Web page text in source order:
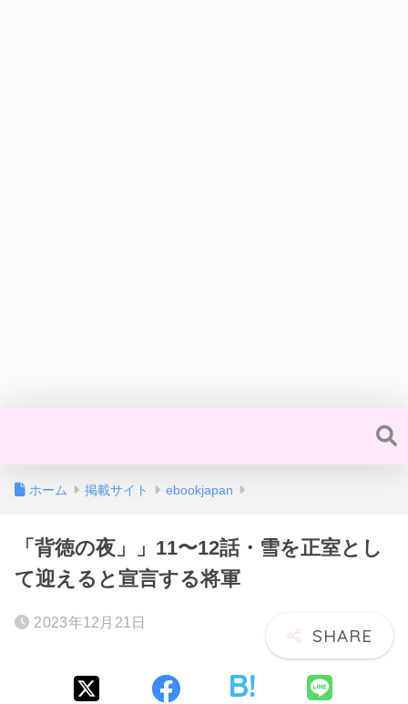
ホーム 掲載サイト ebookjapan
「背徳の夜」」11〜12話・雪を正室とし
て迎えると宣言する将軍
2023年12月21日